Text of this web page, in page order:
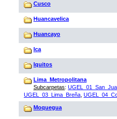
Cusco
Huancavelica
Huancayo
Ica
Iquitos
Lima_Metropolitana
Subcarpetas:
UGEL_03_Lima_Breña
Moquegua